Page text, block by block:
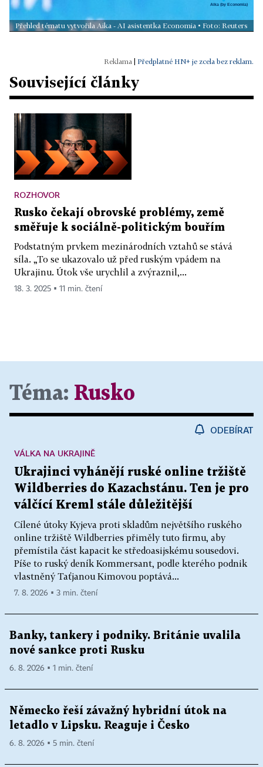
Přehled tématu vytvořila Aika - AI asistentka Economia • Foto: Reuters
Předplatné HN+ je zcela bez reklam.
Související články
ROZHOVOR
Rusko čekají obrovské problémy, země
směřuje k sociálně-politickým bouřím
Podstatným prvkem mezinárodních vztahů se stává
síla. „To se ukazovalo už před ruským vpádem na
Ukrajinu. Útok vše urychlil a zvýraznil,...
18. 3. 2025 ▪ 11 min. čtení
Téma: Rusko
ODEBÍRAT
Ukrajinci vyhánějí ruské online tržiště
Wildberries do Kazachstánu. Ten je pro
válčící Kreml stále důležitější
Cílené útoky Kyjeva proti skladům největšího ruského
online tržiště Wildberries přiměly tuto firmu, aby
přemístila část kapacit ke středoasijskému sousedovi.
Píše to ruský deník Kommersant, podle kterého podnik
vlastněný Taťjanou Kimovou poptává...
VÁLKA NA UKRAJINĚ
7. 8. 2026 ▪ 3 min. čtení
Banky, tankery i podniky. Británie uvalila
nové sankce proti Rusku
6. 8. 2026 ▪ 1 min. čtení
Německo řeší závažný hybridní útok na
letadlo v Lipsku. Reaguje i Česko
6. 8. 2026 ▪ 5 min. čtení